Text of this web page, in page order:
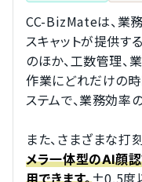
CC-BizMateは、業
スキャットが提供す
のほか、工数管理、
作業にどれだけの
ステムで、業務効率
また、さまざまな打
メラ一体型のAI顔